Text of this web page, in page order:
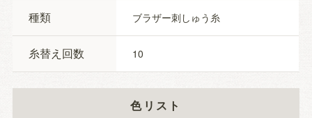
種類 ブラザー刺しゅう糸
糸替え回数 10
色リスト